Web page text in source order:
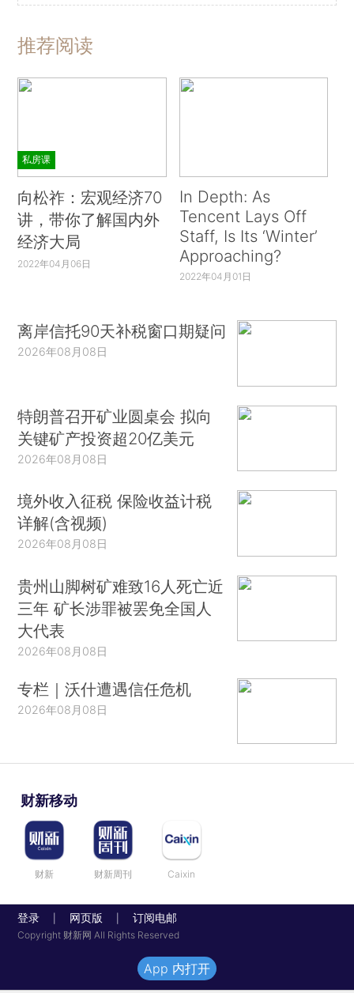
推荐阅读
私房课
向松祚：宏观经济70
讲，带你了解国内外
经济大局
2022年04月06日
In Depth: As
Tencent Lays Off
Staff, Is Its ‘Winter’
Approaching?
2022年04月01日
离岸信托90天补税窗口期疑问
2026年08月08日
特朗普召开矿业圆桌会 拟向
关键矿产投资超20亿美元
2026年08月08日
境外收入征税 保险收益计税
详解(含视频)
2026年08月08日
贵州山脚树矿难致16人死亡近
三年 矿长涉罪被罢免全国人
大代表
2026年08月08日
专栏｜沃什遭遇信任危机
2026年08月08日
财新移动
财新 财新周刊 Caixin
登录 网页版 订阅电邮
Copyright 财新网 All Rights Reserved
App 内打开